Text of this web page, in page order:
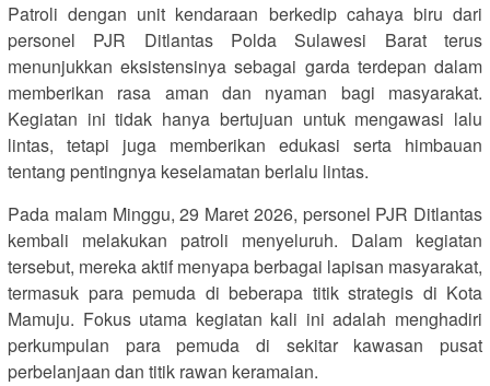
Patroli dengan unit kendaraan berkedip cahaya biru dari
personel PJR Ditlantas Polda Sulawesi Barat terus
menunjukkan eksistensinya sebagai garda terdepan dalam
memberikan rasa aman dan nyaman bagi masyarakat.
Kegiatan ini tidak hanya bertujuan untuk mengawasi lalu
lintas, tetapi juga memberikan edukasi serta himbauan
tentang pentingnya keselamatan berlalu lintas.
Pada malam Minggu, 29 Maret 2026, personel PJR Ditlantas
kembali melakukan patroli menyeluruh. Dalam kegiatan
tersebut, mereka aktif menyapa berbagai lapisan masyarakat,
termasuk para pemuda di beberapa titik strategis di Kota
Mamuju. Fokus utama kegiatan kali ini adalah menghadiri
perkumpulan para pemuda di sekitar kawasan pusat
perbelanjaan dan titik rawan keramaian.